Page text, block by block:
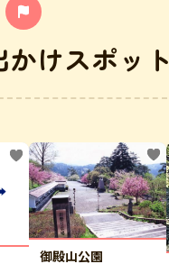
けスポット
御殿山公園